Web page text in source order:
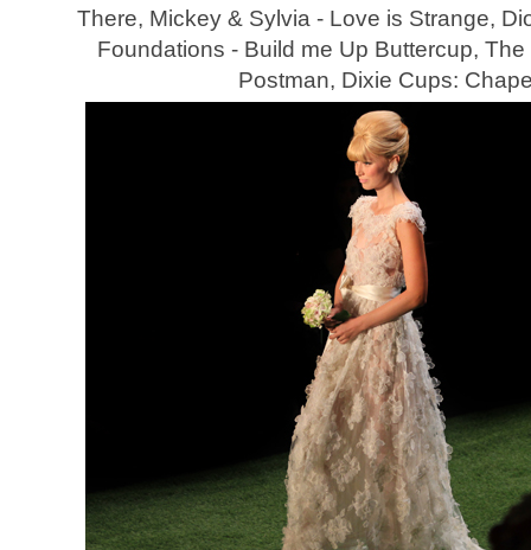
There, Mickey & Sylvia - Love is Strange,
Foundations - Build me Up Buttercup,
Postman, Dixie Cups: